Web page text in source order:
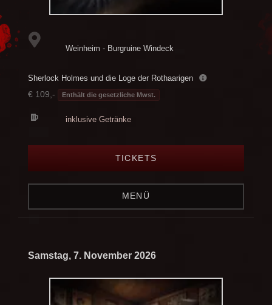
Weinheim - Burgruine Windeck
Sherlock Holmes und die Loge der Rothaarigen
€ 109,- Enthält die gesetzliche Mwst.
inklusive Getränke
TICKETS
MENÜ
Samstag, 7. November 2026